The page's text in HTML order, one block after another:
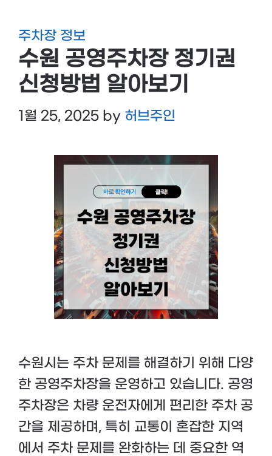
주차장 정보
수원 공영주차장 정기권
신청방법 알아보기
1월 25, 2025 by 허브주인
수원시는 주차 문제를 해결하기 위해 다양
한 공영주차장을 운영하고 있습니다. 공영
주차장은 차량 운전자에게 편리한 주차 공
간을 제공하며, 특히 교통이 혼잡한 지역
에서 주차 문제를 완화하는 데 중요한 역